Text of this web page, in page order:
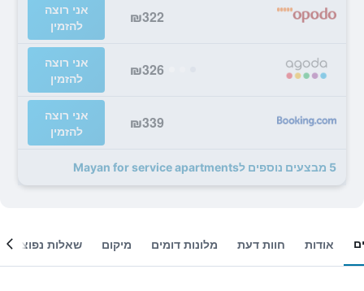
₪322
אני רוצה
להזמין
₪326
אני רוצה
להזמין
₪339
אני רוצה
להזמין
5 מבצעים נוספים לMayan for service apartments
אודות חוות דעת מלונות דומים מיקום שאלות נפוצות